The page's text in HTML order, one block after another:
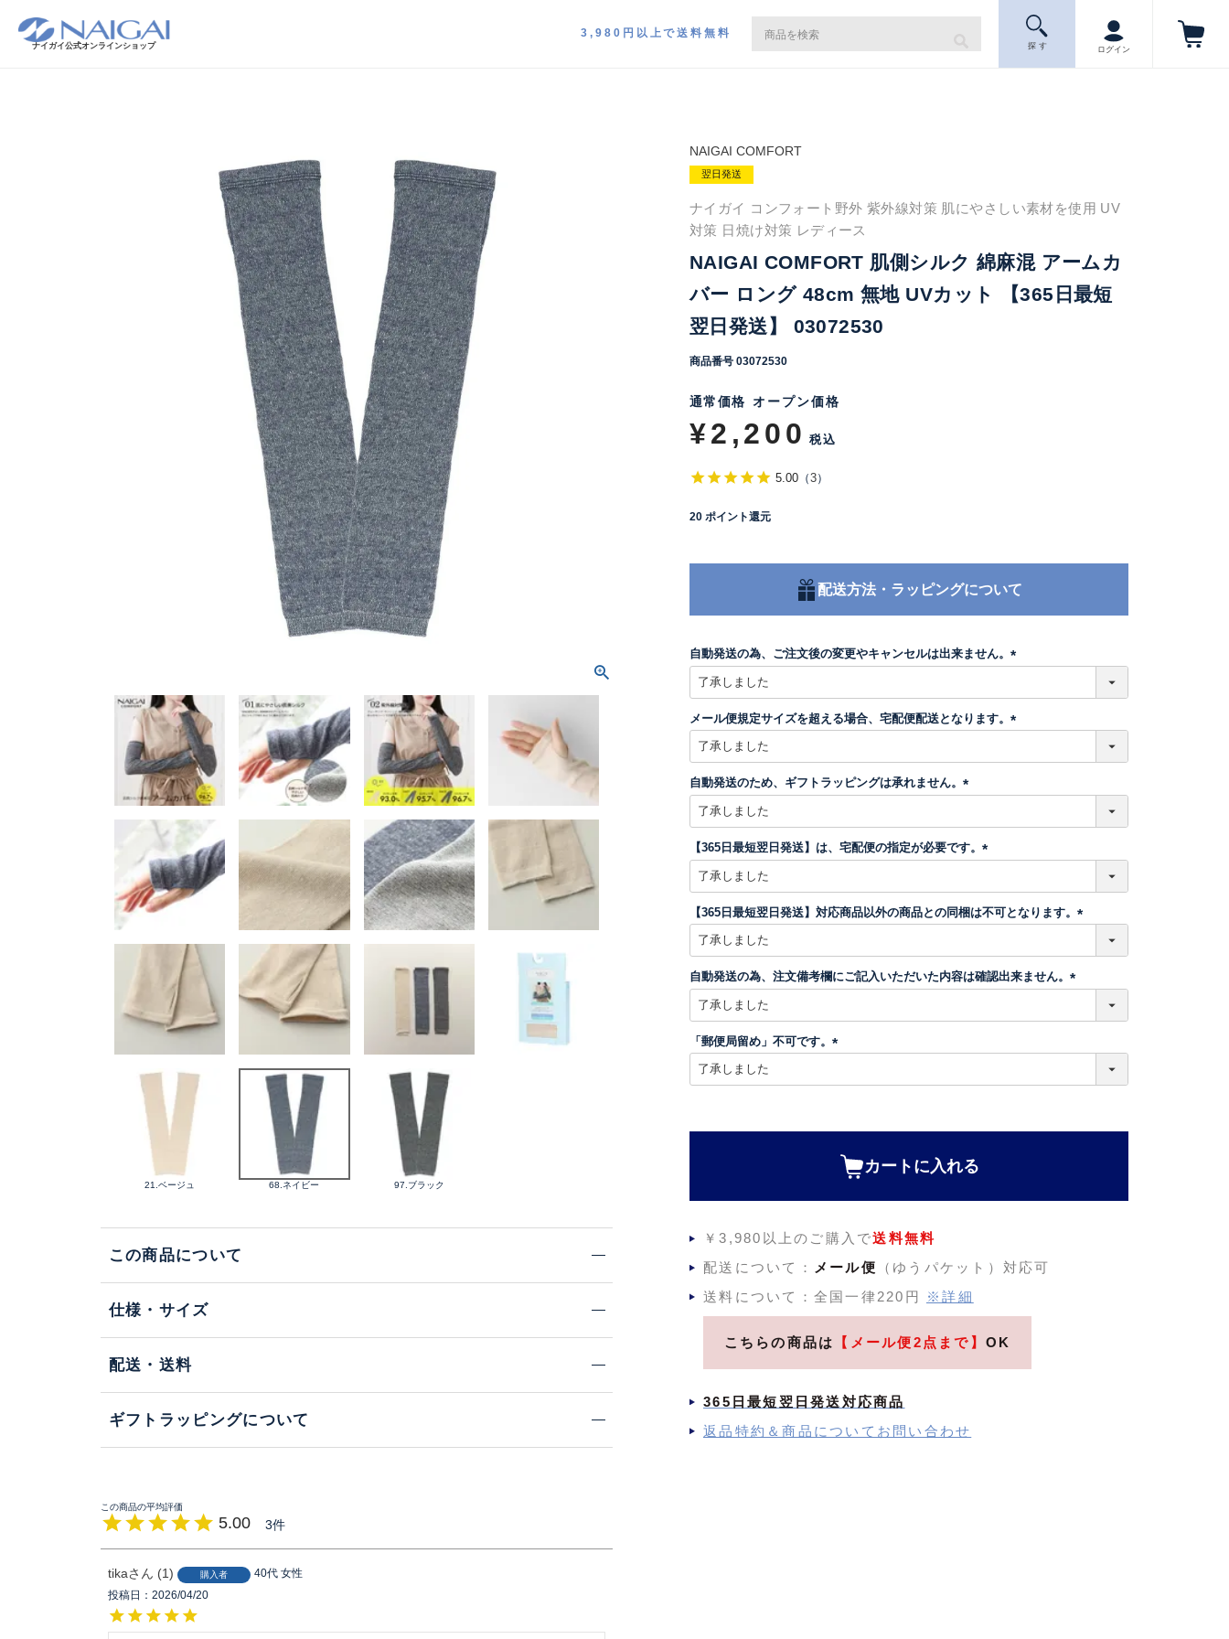
ナイガイ公式オンラインショップ
3,980円以上で送料無料
探 す ログイン
21.ベージュ 68.ネイビー 97.ブラック
この商品について
仕様・サイズ
配送・送料
ギフトラッピングについて
5.00 3
tika 1 購入者 40代 女性
投稿日
2026/04/20
NAIGAI COMFORT
翌日発送
ナイガイ コンフォート野外 紫外線対策 肌にやさしい素材を使用 UV
対策 日焼け対策 レディース
NAIGAI COMFORT 肌側シルク 綿麻混 アームカ
バー ロング 48cm 無地 UVカット 【365日最短
翌日発送】 03072530
商品番号 03072530
通常価格 オープン価格
¥2,200 税込
5.00 （3）
20 ポイント還元
配送方法・ラッピングについて
自動発送の為、ご注文後の変更やキャンセルは出来ません。
)
メール便規定サイズを超える場合、宅配便配送となります。
)
自動発送のため、ギフトラッピングは承れません。
須
)
【365日最短翌日発送】は、宅配便の指定が必要です。
須
)
【365日最短翌日発送】対応商品以外の商品との同梱は不可となります。
)
自動発送の為、注文備考欄にご記入いただいた内容は確認出来ません。
)
「郵便局留め」不可です。
カートに入れる
￥3,980以上のご購入で送料無料
配送について：
メール便
（ゆうパケット）対応可
送料について：全国一律220円
※詳細
こちらの商品は 【メール便2点まで】 OK
365日最短翌日発送対応商品
返品特約＆商品についてお問い合わせ